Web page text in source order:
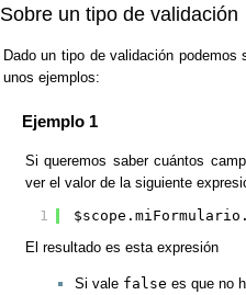
Sobre un tipo de validación
Dado un tipo de validación
unos ejemplos:
Ejemplo 1
Si queremos saber cuántos
ver el valor de la siguiente
1
El resultado es esta expresión
Si vale false es que no